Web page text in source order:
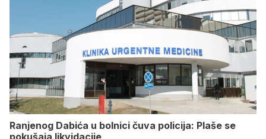
Ranjenog Dabića u bolnici čuva policija: Plaše se